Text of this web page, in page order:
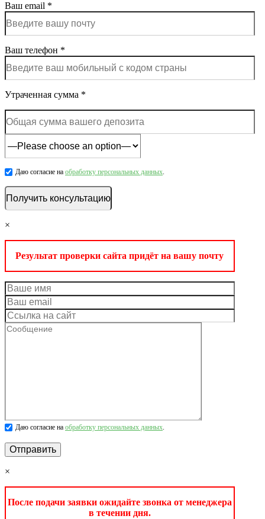
Ваш email *
Ваш телефон *
Утраченная сумма *
Даю согласие на обработку персональных данных.
×
Результат проверки сайта придёт на вашу почту
Даю согласие на обработку персональных данных.
×
После подачи заявки ожидайте звонка от менеджера
в течении дня.